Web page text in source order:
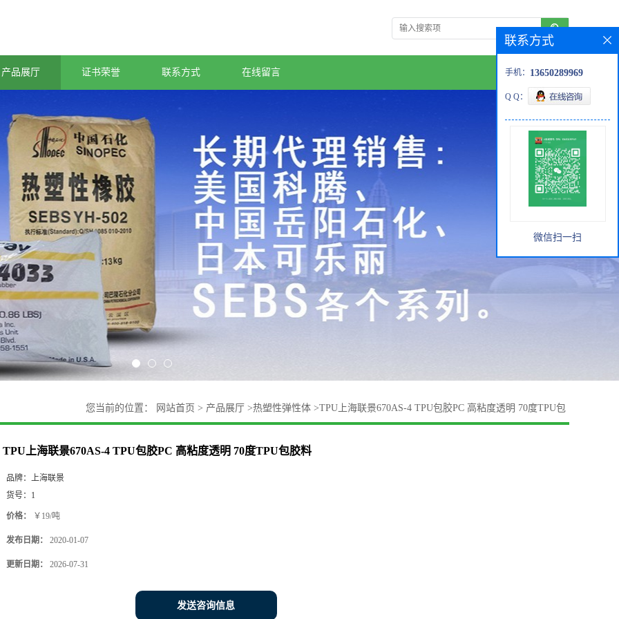
产品展厅 证书荣誉 联系方式 在线留言
您当前的位置： 网站首页 > 产品展厅 >热塑性弹性体 >TPU上海联景670AS-4 TPU包胶PC 高粘度透明 70度TPU包
TPU上海联景670AS-4 TPU包胶PC 高粘度透明 70度TPU包胶料
品牌： 上海联景
货号： 1
价格： ￥19/吨
发布日期： 2020-01-07
更新日期： 2026-07-31
发送咨询信息
联系方式
手机： 13650289969
Q Q：
微信扫一扫